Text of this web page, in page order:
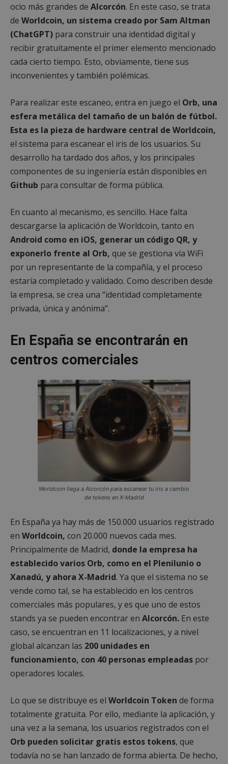
ocio más grandes de Alcorcón. En este caso, se trata
de Worldcoin, un sistema creado por Sam Altman
(ChatGPT) para construir una identidad digital y
recibir gratuitamente el primer elemento mencionado
cada cierto tiempo. Esto, obviamente, tiene sus
inconvenientes y también polémicas.
Para realizar este escaneo, entra en juego el Orb, una
esfera metálica del tamaño de un balón de fútbol.
Esta es la pieza de hardware central de Worldcoin,
el sistema para escanear el iris de los usuarios. Su
desarrollo ha tardado dos años, y los principales
componentes de su ingeniería están disponibles en
Github para consultar de forma pública.
En cuanto al mecanismo, es sencillo. Hace falta
descargarse la aplicación de Worldcoin, tanto en
Android como en iOS, generar un código QR, y
exponerlo frente al Orb, que se gestiona vía WiFi
por un representante de la compañía, y el proceso
estaría completado y validado. Como describen desde
la empresa, se crea una “identidad completamente
privada, única y anónima”.
En España se encontrarán en
centros comerciales
Worldcoin llega a Alcorcón para escanear tu iris a cambio
de tokens en X-Madrid
En España ya hay más de 150.000 usuarios registrado
en Worldcoin, con 20.000 nuevos cada mes.
Principalmente de Madrid, donde la empresa ha
establecido varios Orb, como en el Plenilunio o
Xanadú, y ahora X-Madrid. Ya que el sistema no se
vende como tal, se ha establecido en los centros
comerciales más populares, y es que uno de estos
stands ya se pueden encontrar en Alcorcón. En este
caso, se encuentran en 11 localizaciones, y a nivel
global alcanzan las 200 unidades en
funcionamiento, con 40 personas empleadas por
operadores locales.
Lo que se distribuye es el Worldcoin Token de forma
totalmente gratuita. Por ello, mediante la aplicación, y
una vez a la semana, los usuarios registrados con el
Orb pueden solicitar gratis estos tokens, que
todavía no se han lanzado de forma abierta. De hecho,